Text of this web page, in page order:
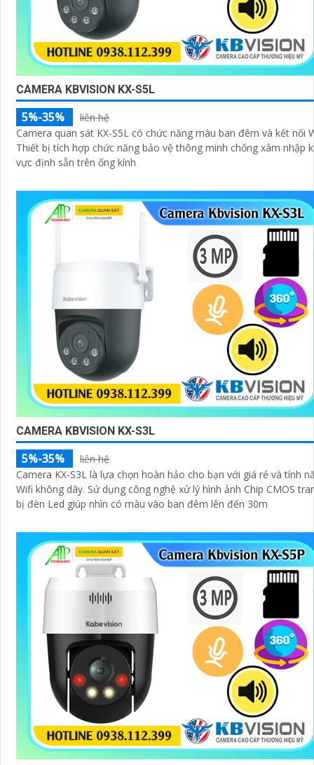
CAMERA KBVISION KX-S5L
5%-35%
liên hệ
Camera quan sát KX-S5L có chức năng màu ban đêm và kết nối
Thiết bị tích hợp chức năng bảo vệ thông minh chống xâm nhập
vực định sẵn trên ống kính
CAMERA KBVISION KX-S3L
5%-35%
liên hệ
Camera KX-S3L là lựa chọn hoàn hảo cho bạn với giá rẻ và tính
Wifi không dây. Sử dụng công nghệ xử lý hình ảnh Chip CMOS trang
bị đèn Led giúp nhìn có màu vào ban đêm lên đến 30m